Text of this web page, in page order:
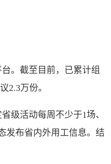
。截至目前，已累计组
2.3万份。
级活动每周不少于1场、
发布省内外用工信息。结